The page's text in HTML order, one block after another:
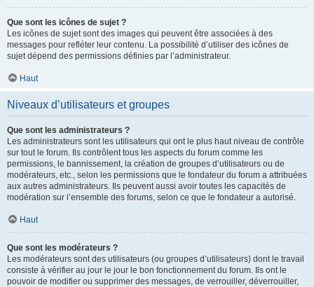
Que sont les icônes de sujet ?
Les icônes de sujet sont des images qui peuvent être associées à des
messages pour refléter leur contenu. La possibilité d’utiliser des icônes de
sujet dépend des permissions définies par l’administrateur.
Haut
Niveaux d’utilisateurs et groupes
Que sont les administrateurs ?
Les administrateurs sont les utilisateurs qui ont le plus haut niveau de contrôle
sur tout le forum. Ils contrôlent tous les aspects du forum comme les
permissions, le bannissement, la création de groupes d’utilisateurs ou de
modérateurs, etc., selon les permissions que le fondateur du forum a attribuées
aux autres administrateurs. Ils peuvent aussi avoir toutes les capacités de
modération sur l’ensemble des forums, selon ce que le fondateur a autorisé.
Haut
Que sont les modérateurs ?
Les modérateurs sont des utilisateurs (ou groupes d’utilisateurs) dont le travail
consiste à vérifier au jour le jour le bon fonctionnement du forum. Ils ont le
pouvoir de modifier ou supprimer des messages, de verrouiller, déverrouiller,